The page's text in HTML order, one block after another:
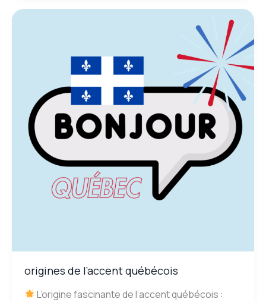
origines de l’accent québécois
L’origine fascinante de l’accent québécois :